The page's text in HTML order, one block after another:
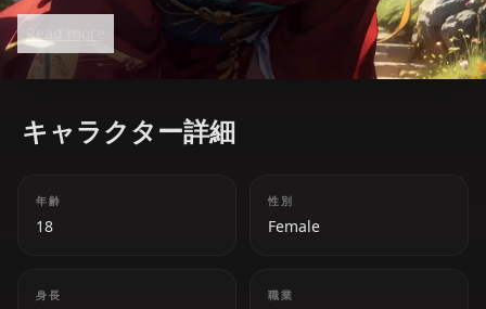
family with the Hestia Familia. Her humility, grace,
and powerful supportive magic make her a beloved
figure in DanMachi.
Read more
キャラクター詳細
年齢
18
性別
Female
身長 職業